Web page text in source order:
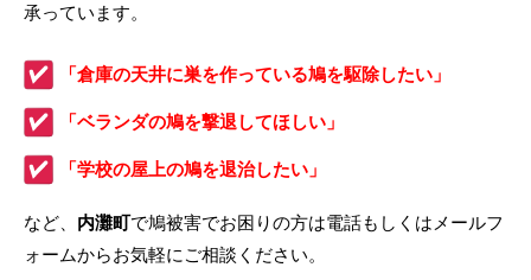
承っています。
「倉庫の天井に巣を作っている鳩を駆除したい」
「ベランダの鳩を撃退してほしい」
「学校の屋上の鳩を退治したい」
など、 内灘町で鳩被害でお困りの方は電話もしくはメールフ
ォームからお気軽にご相談ください。